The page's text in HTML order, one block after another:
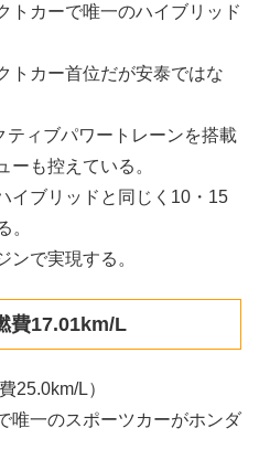
トカーで唯一のハイブリッド
トカー首位だが安泰ではな
ィブパワートレーンを搭載
ーも控えている。
イブリッドと同じく10・15
。
ンで実現する。
費17.01km/L
25.0km/L）
唯一のスポーツカーがホンダ